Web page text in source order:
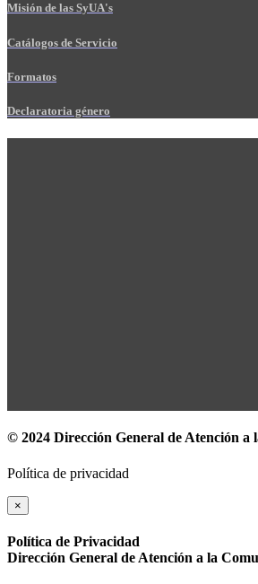
Misión de las SyUA's
Catálogos de Servicio
Formatos
Declaratoria género
© 2024 Dirección General de Atención a
Política de privacidad
×
Política de Privacidad
Dirección General de Atención a la